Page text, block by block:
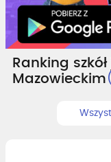
Ranking
Mazowieckim